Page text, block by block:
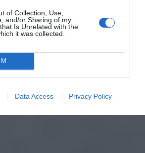
of Collection, Use,
and/or Sharing of my
Is Unrelated with the
it was collected.
Data Access Privacy Policy